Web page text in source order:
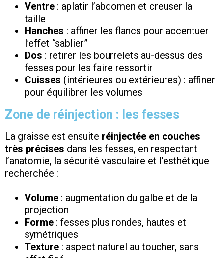
Ventre : aplatir l’abdomen et creuser la
taille
Hanches : affiner les flancs pour accentuer
l’effet “sablier”
Dos : retirer les bourrelets au-dessus des
fesses pour les faire ressortir
Cuisses (intérieures ou extérieures) : affiner
pour équilibrer les volumes
Zone de réinjection : les fesses
La graisse est ensuite réinjectée en couches
très précises dans les fesses, en respectant
l’anatomie, la sécurité vasculaire et l’esthétique
recherchée :
Volume : augmentation du galbe et de la
projection
Forme : fesses plus rondes, hautes et
symétriques
Texture : aspect naturel au toucher, sans